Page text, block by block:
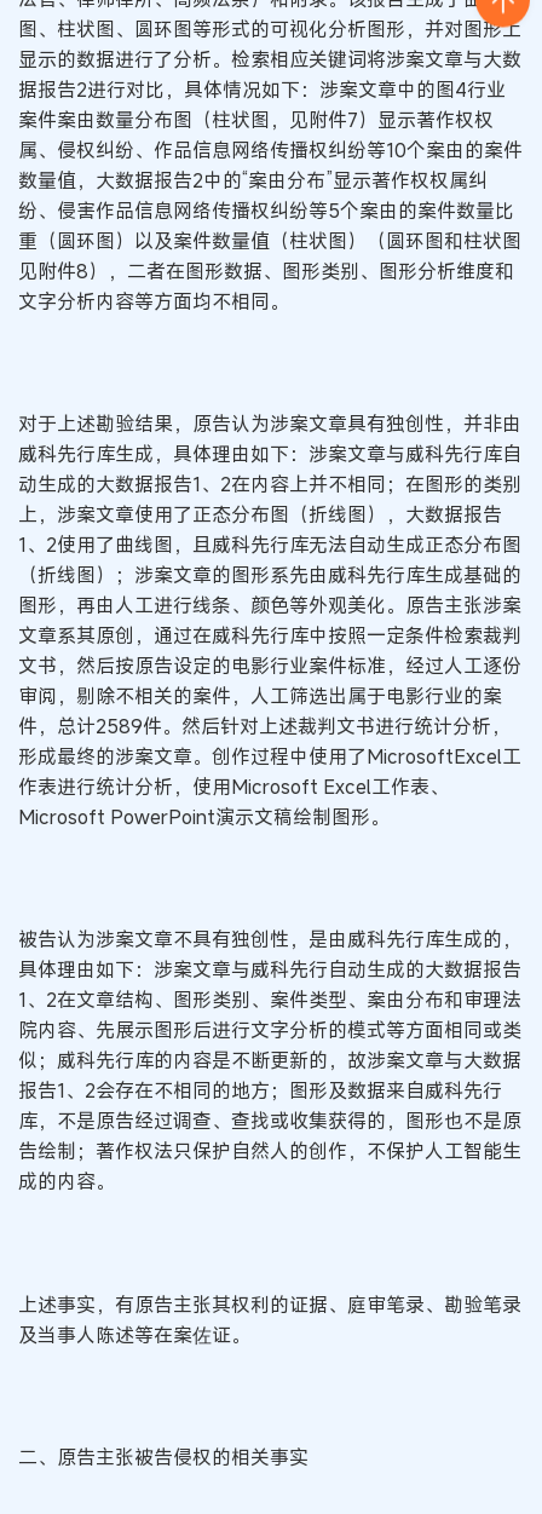
图、柱状图、圆环图等形式的可视化分析图形，并对图形上
显示的数据进行了分析。检索相应关键词将涉案文章与大数
据报告2进行对比，具体情况如下：涉案文章中的图4行业
案件案由数量分布图（柱状图，见附件7）显示著作权权
属、侵权纠纷、作品信息网络传播权纠纷等10个案由的案件
数量值，大数据报告2中的“案由分布”显示著作权权属纠
纷、侵害作品信息网络传播权纠纷等5个案由的案件数量比
重（圆环图）以及案件数量值（柱状图）（圆环图和柱状图
见附件8），二者在图形数据、图形类别、图形分析维度和
文字分析内容等方面均不相同。
对于上述勘验结果，原告认为涉案文章具有独创性，并非由
威科先行库生成，具体理由如下：涉案文章与威科先行库自
动生成的大数据报告1、2在内容上并不相同；在图形的类别
上，涉案文章使用了正态分布图（折线图），大数据报告
1、2使用了曲线图，且威科先行库无法自动生成正态分布图
（折线图）；涉案文章的图形系先由威科先行库生成基础的
图形，再由人工进行线条、颜色等外观美化。原告主张涉案
文章系其原创，通过在威科先行库中按照一定条件检索裁判
文书，然后按原告设定的电影行业案件标准，经过人工逐份
审阅，剔除不相关的案件，人工筛选出属于电影行业的案
件，总计2589件。然后针对上述裁判文书进行统计分析，
形成最终的涉案文章。创作过程中使用了MicrosoftExcel工
作表进行统计分析，使用Microsoft Excel工作表、
Microsoft PowerPoint演示文稿绘制图形。
被告认为涉案文章不具有独创性，是由威科先行库生成的，
具体理由如下：涉案文章与威科先行自动生成的大数据报告
1、2在文章结构、图形类别、案件类型、案由分布和审理法
院内容、先展示图形后进行文字分析的模式等方面相同或类
似；威科先行库的内容是不断更新的，故涉案文章与大数据
报告1、2会存在不相同的地方；图形及数据来自威科先行
库，不是原告经过调查、查找或收集获得的，图形也不是原
告绘制；著作权法只保护自然人的创作，不保护人工智能生
成的内容。
上述事实，有原告主张其权利的证据、庭审笔录、勘验笔录
及当事人陈述等在案佐证。
二、原告主张被告侵权的相关事实